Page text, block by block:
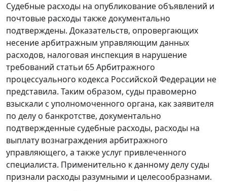
Судебные расходы на опубликование объявлений и
почтовые расходы также документально
подтверждены. Доказательств, опровергающих
несение арбитражным управляющим данных
расходов, налоговая инспекция в нарушение
требований статьи 65 Арбитражного
процессуального кодекса Российской Федерации не
представила. Таким образом, суды правомерно
взыскали с уполномоченного органа, как заявителя
по делу о банкротстве, документально
подтвержденные судебные расходы, расходы на
выплату вознаграждения арбитражного
управляющего, а также услуг привлеченного
специалиста. Применительно к данному делу суды
признали расходы разумными и целесообразнами.